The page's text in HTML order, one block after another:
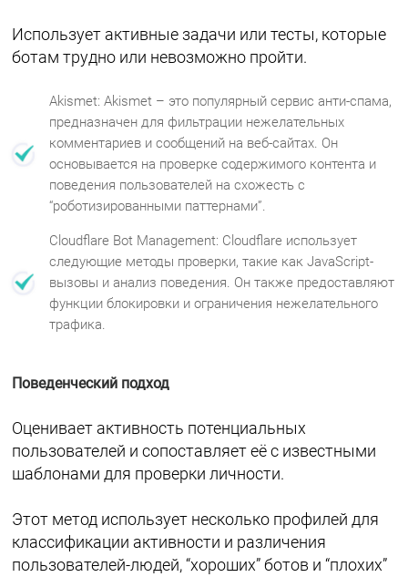
Использует активные задачи или тесты, которые
ботам трудно или невозможно пройти.
Akismet: Akismet – это популярный сервис анти-спама,
предназначен для фильтрации нежелательных
комментариев и сообщений на веб-сайтах. Он
основывается на проверке содержимого контента и
поведения пользователей на схожесть с
“роботизированными паттернами”.
Cloudflare Bot Management: Cloudflare использует
следующие методы проверки, такие как JavaScript-
вызовы и анализ поведения. Он также предоставляют
функции блокировки и ограничения нежелательного
трафика.
Поведенческий подход
Оценивает активность потенциальных
пользователей и сопоставляет её с известными
шаблонами для проверки личности.
Этот метод использует несколько профилей для
классификации активности и различения
пользователей-людей, “хороших” ботов и “плохих”